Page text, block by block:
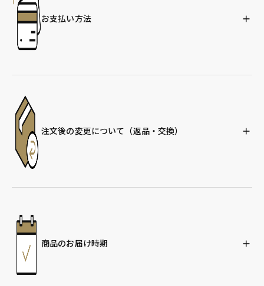
お支払い方法
注文後の変更について （返品・交換）
商品のお届け時期